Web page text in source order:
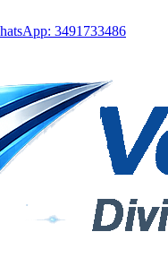
3491733486